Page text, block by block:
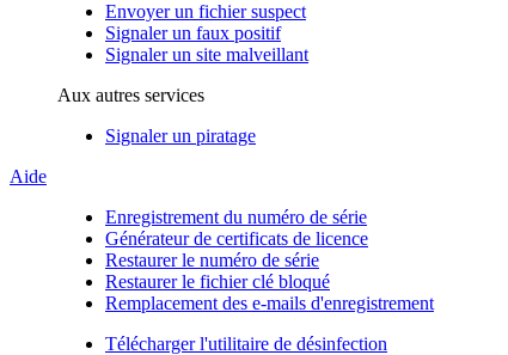
Envoyer un fichier suspect
Signaler un faux positif
Signaler un site malveillant
Aux autres services
Signaler un piratage
Aide
Enregistrement du numéro de série
Générateur de certificats de licence
Restaurer le numéro de série
Restaurer le fichier clé bloqué
Remplacement des e-mails d'enregistrement
Télécharger l'utilitaire de désinfection